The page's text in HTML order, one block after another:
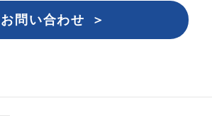
お問い合わせ